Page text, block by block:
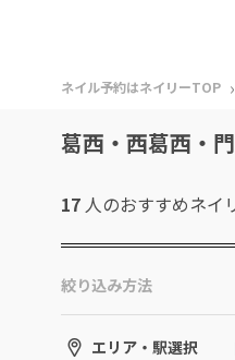
ネイル予約はネイリーTOP ›
葛西・西葛西・
17 人のおすすめネイ
絞り込み方法
エリア・駅選択